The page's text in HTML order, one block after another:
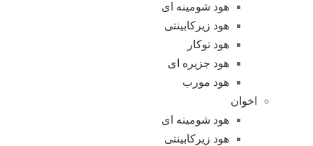
هود شومینه ای
هود زیرکابینتی
هود توکار
هود جزیره ای
هود مورب
اخوان
هود شومینه ای
هود زیرکابینتی